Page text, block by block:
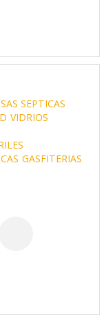
SEPTICAS
VIDRIOS
GASFITERIAS